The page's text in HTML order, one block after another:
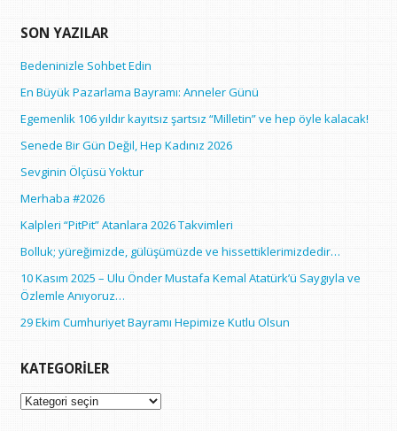
SON YAZILAR
Bedeninizle Sohbet Edin
En Büyük Pazarlama Bayramı: Anneler Günü
Egemenlik 106 yıldır kayıtsız şartsız “Milletin” ve hep öyle kalacak!
Senede Bir Gün Değil, Hep Kadınız 2026
Sevginin Ölçüsü Yoktur
Merhaba #2026
Kalpleri “PitPit” Atanlara 2026 Takvimleri
Bolluk; yüreğimizde, gülüşümüzde ve hissettiklerimizdedir…
10 Kasım 2025 – Ulu Önder Mustafa Kemal Atatürk’ü Saygıyla ve
Özlemle Anıyoruz…
29 Ekim Cumhuriyet Bayramı Hepimize Kutlu Olsun
KATEGORILER
Kategoriler